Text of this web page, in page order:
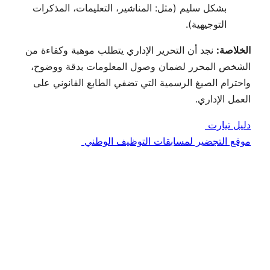
بشكل سليم (مثل: المناشير، التعليمات، المذكرات
التوجيهية).
الخلاصة: نجد أن التحرير الإداري يتطلب موهبة وكفاءة من
الشخص المحرر لضمان وصول المعلومات بدقة ووضوح،
واحترام الصيغ الرسمية التي تضفي الطابع القانوني على
العمل الإداري.
دليل تيارت
موقع التجضير لمسابقات التوظيف الوطني